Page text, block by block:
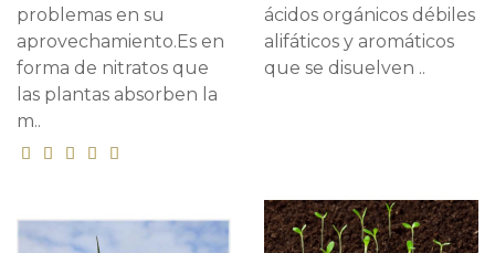
problemas en su
aprovechamiento.Es en
forma de nitratos que
las plantas absorben la
m..
ácidos orgánicos débiles
alifáticos y aromáticos
que se disuelven ..